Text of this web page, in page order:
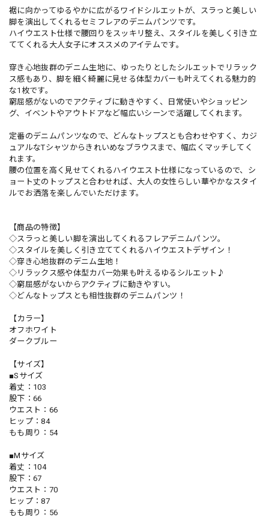
裾に向かってゆるやかに広がるワイドシルエットが、スラっと美しい
脚を演出してくれるセミフレアのデニムパンツです。
ハイウエスト仕様で腰回りをスッキリ整え、スタイルを美しく引き立
ててくれる大人女子にオススメのアイテムです。
穿き心地抜群のデニム生地に、ゆったりとしたシルエットでリラック
ス感もあり、脚を細く綺麗に見せる体型カバーも叶えてくれる魅力的
な1枚です。
窮屈感がないのでアクティブに動きやすく、日常使いやショッピン
グ、イベントやアウトドアなど幅広いシーンで活躍してくれます。
定番のデニムパンツなので、どんなトップスとも合わせやすく、カジ
ュアルなTシャツからきれいめなブラウスまで、幅広くマッチしてく
れます。
腰の位置を高く見せてくれるハイウエスト仕様になっているので、シ
ョート丈のトップスと合わせれば、大人の女性らしい華やかなスタイ
ルでお洒落を楽しんでいただけます。
【商品の特徴】
◇スラっと美しい脚を演出してくれるフレアデニムパンツ。
◇スタイルを美しく引き立ててくれるハイウエストデザイン！
◇穿き心地抜群のデニム生地！
◇リラックス感や体型カバー効果も叶えるゆるシルエット♪
◇窮屈感がないからアクティブに動きやすい。
◇どんなトップスとも相性抜群のデニムパンツ！
【カラー】
オフホワイト
ダークブルー
【サイズ】
■Sサイズ
着丈：103
股下：66
ウエスト：66
ヒップ：84
もも周り：54
■Mサイズ
着丈：104
股下：67
ウエスト：70
ヒップ：87
もも周り：56